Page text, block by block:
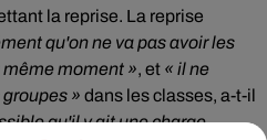
la reprise. La reprise
qu'on ne va pas avoir les
moment », et « il ne
» dans les classes, a-t-il
qu'il y ait une charge